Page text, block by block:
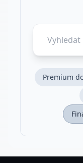
Premium